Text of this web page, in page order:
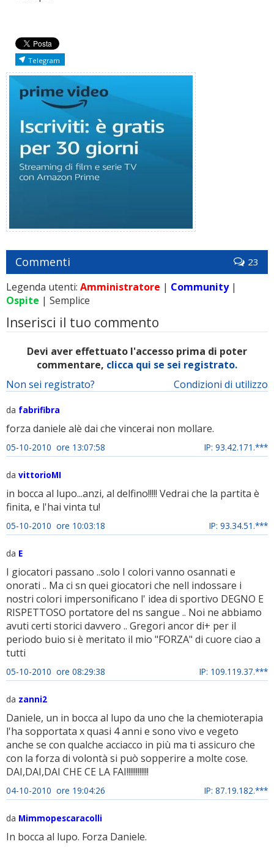
Telegram
Commenti 23
Legenda utenti: Amministratore | Community|
Ospite | Semplice
Inserisci il tuo commento
Devi aver effettuato l'accesso prima di poter
commentare, clicca qui se sei registrato.
Condizioni di utilizzo
Non sei registrato?
da fabrifibra
forza daniele alè dai che vincerai non mollare.
05-10-2010 ore 13:07:58 IP: 93.42.171.***
da vittorioMI
in bocca al lupo...anzi, al delfino!!!!! Vedrai che la partita è
finita, e l'hai vinta tu!
05-10-2010 ore 10:03:18 IP: 93.34.51.***
da E
I giocatori passano ..solo I colori vanno osannati e
onorati .. Ma ci sn quei giocatori che nell indossare i
nostri colori impersonificano l' idea di sportivo DEGNO E
RISPETTOSO portatore del ns sangue .. Noi ne abbiamo
avuti certi storici davvero .. Gregori ancor di+ per il
periodo buio si è meritato il mio "FORZA" di cuore ciao a
tutti
05-10-2010 ore 08:29:38 IP: 109.119.37.***
da zanni2
Daniele, un in bocca al lupo da uno che la chemioterapia
l'ha sopportata x quasi 4 anni e sono vivo e vegeto
anche se con qualche acciacco in più ma ti assicuro che
con la forza di volontà si può sopperire a molte cose.
DAI,DAI,DAI CHE CE LA FAI!!!!!!!!!!!!
04-10-2010 ore 19:04:26 IP: 87.19.182.***
da Mimmopescaracolli
In bocca al lupo. Forza Daniele.